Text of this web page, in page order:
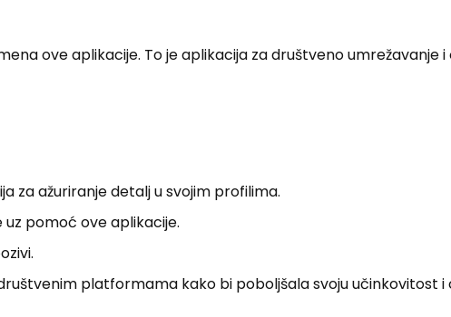
ove aplikacije. To je aplikacija za društveno umrežavanje
za ažuriranje detalj u svojim profilima.
pomoć ove aplikacije.
platformama kako bi poboljšala svoju učinkovitost i